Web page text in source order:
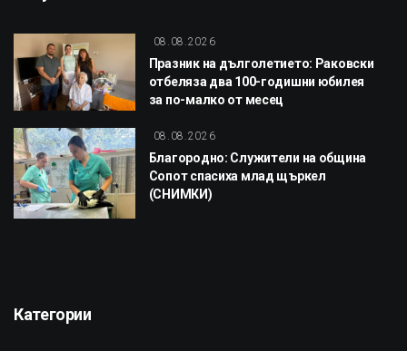
08.08.2026
Празник на дълголетието: Раковски
отбеляза два 100-годишни юбилея
за по-малко от месец
08.08.2026
Благородно: Служители на община
Сопот спасиха млад щъркел
(СНИМКИ)
Категории